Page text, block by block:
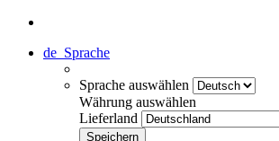
de Sprache
Sprache auswählen
Währung auswählen
Lieferland